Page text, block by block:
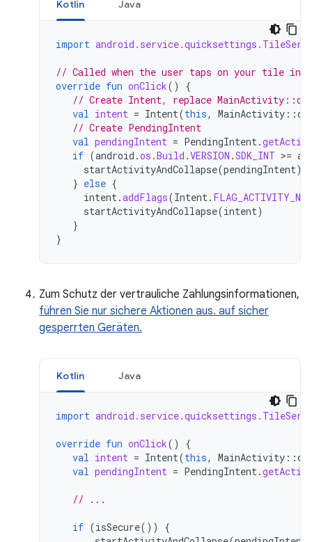
Kotlin Java
import
// Called when the user taps on your tile in
override fun onClick()
{
// Create Intent, replace
val intent = Intent(this, MainActivity ::
// Create PendingIntent
val pendingIntent = PendingIntent.
if (android .os .Build .VERSION .SDK_INT >=
startActivityAndCollapse(pendingIntent)
} else {
intent.addFlags(Intent.
startActivityAndCollapse(intent)
}
}
Zum Schutz der vertrauliche Zahlungsinformationen,
führen Sie nur sichere Aktionen aus. auf sicher
gesperrten Geräten.
Kotlin Java
import
override fun onClick()
{
val intent = Intent(this, MainActivity ::
val pendingIntent = PendingIntent.
// ...
if (isSecure())
{